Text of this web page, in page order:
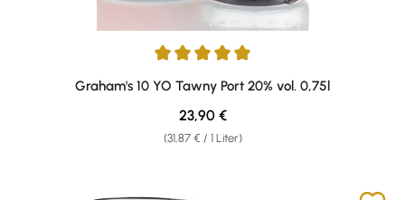
Durchschnittliche Bewertung von 5 von 5 Sternen
Graham's 10 YO Tawny Port 20% vol. 0,75l
(31,87 € / 1 Liter)
Regulärer Preis:
23,90 €